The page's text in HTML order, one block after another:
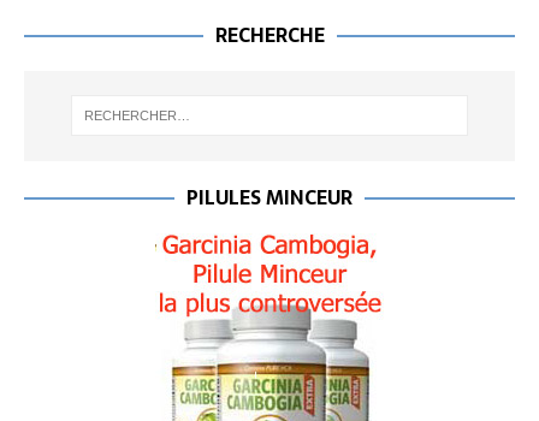
RECHERCHE
PILULES MINCEUR